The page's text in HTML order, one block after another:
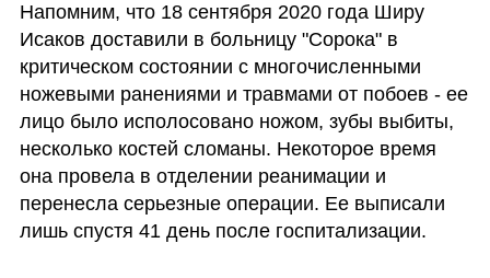
Напомним, что 18 сентября 2020 года Ширу
Исаков доставили в больницу "Сорока" в
критическом состоянии с многочисленными
ножевыми ранениями и травмами от побоев - ее
лицо было исполосовано ножом, зубы выбиты,
несколько костей сломаны. Некоторое время
она провела в отделении реанимации и
перенесла серьезные операции. Ее выписали
лишь спустя 41 день после госпитализации.